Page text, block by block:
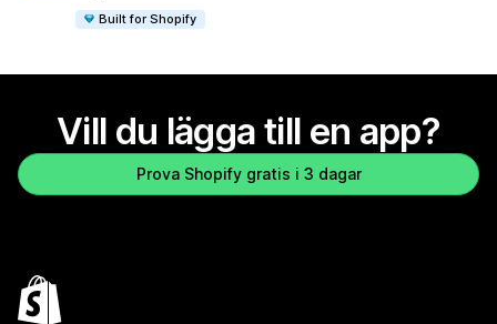
Built for Shopify
Vill du lägga till en app?
Prova Shopify gratis i 3 dagar